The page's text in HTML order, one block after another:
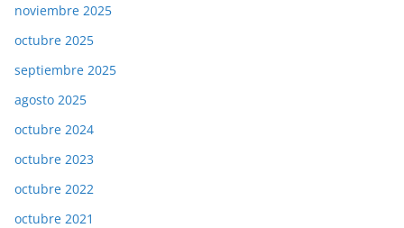
noviembre 2025
octubre 2025
septiembre 2025
agosto 2025
octubre 2024
octubre 2023
octubre 2022
octubre 2021